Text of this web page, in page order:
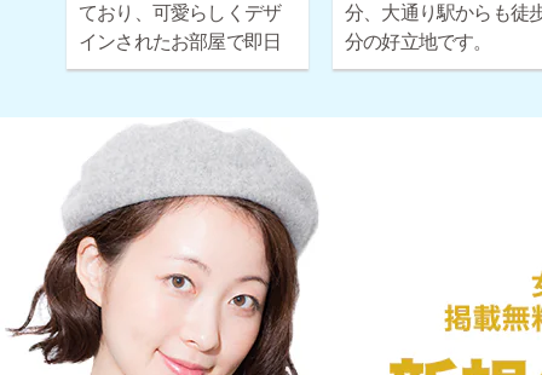
ており、可愛らしくデザ
インされたお部屋で即日
お
分、大通り駅からも徒
分の好立地です。